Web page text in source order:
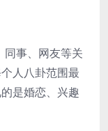
同事、网友等关
人八卦范围最
是婚恋、兴趣